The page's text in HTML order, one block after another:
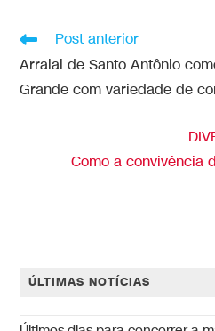
Post anterior
Arraial de Santo Antônio
Grande com variedade de
Como a convivência
ÚLTIMAS NOTÍCIAS